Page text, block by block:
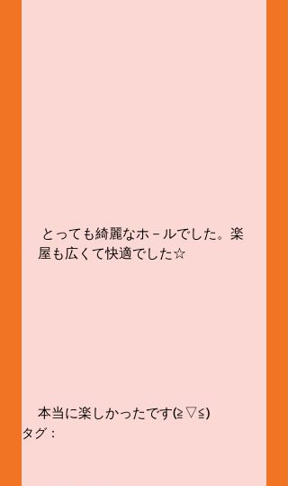
屋も広くて快適でした☆
本当に楽しかったです(≧▽≦)
タグ：